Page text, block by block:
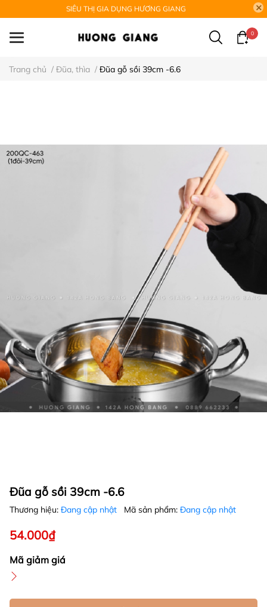
SIÊU THỊ GIA DỤNG HƯƠNG GIANG
0
Trang chủ / Đũa, thìa / Đũa gỗ sồi 39cm -6.6
Đũa gỗ sồi 39cm -6.6
Thương hiệu: Đang cập nhật Mã sản phẩm: Đang cập nhật
54.000₫
Mã giảm giá